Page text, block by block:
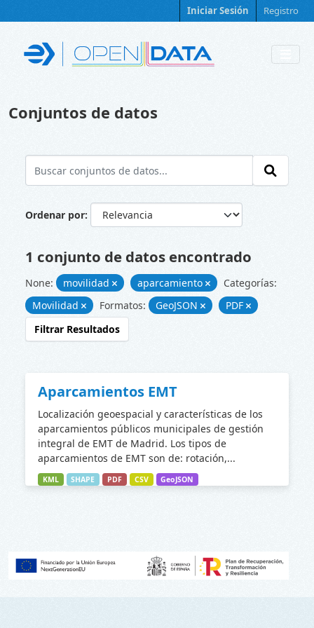
Iniciar Sesión Registro
Conjuntos de datos
Ordenar por
1 conjunto de datos encontrado
None: movilidad aparcamiento
Categorías:
Movilidad
Formatos: GeoJSON
PDF
Filtrar Resultados
Aparcamientos EMT
Localización geoespacial y características de los
aparcamientos públicos municipales de gestión
integral de EMT de Madrid. Los tipos de
aparcamientos de EMT son de: rotación,...
KML SHAPE PDF CSV GeoJSON